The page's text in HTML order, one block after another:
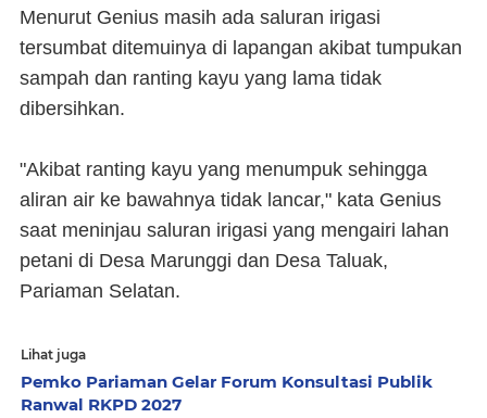
Menurut Genius masih ada saluran irigasi
tersumbat ditemuinya di lapangan akibat tumpukan
sampah dan ranting kayu yang lama tidak
dibersihkan.
"Akibat ranting kayu yang menumpuk sehingga
aliran air ke bawahnya tidak lancar," kata Genius
saat meninjau saluran irigasi yang mengairi lahan
petani di Desa Marunggi dan Desa Taluak,
Pariaman Selatan.
Lihat juga
Pemko Pariaman Gelar Forum Konsultasi Publik
Ranwal RKPD 2027